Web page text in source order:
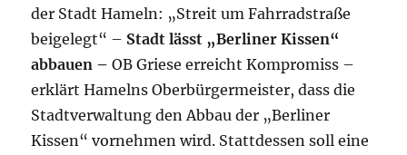
der Stadt Hameln: „Streit um Fahrradstraße
beigelegt“ – Stadt lässt „Berliner Kissen“
abbauen –OB Griese erreicht Kompromiss –
erklärt Hamelns Oberbürgermeister, dass die
Stadtverwaltung den Abbau der „Berliner
Kissen“ vornehmen wird. Stattdessen soll eine